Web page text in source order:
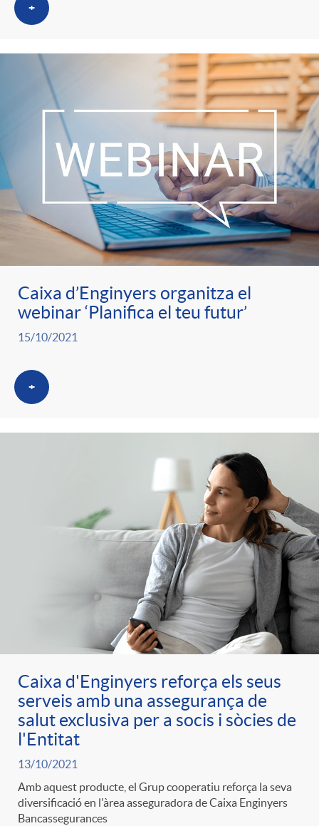
+
Caixa d’Enginyers organitza el
webinar ‘Planifica el teu futur’
15/10/2021
+
Caixa d'Enginyers reforça els seus
serveis amb una assegurança de
salut exclusiva per a socis i sòcies de
l'Entitat
13/10/2021
Amb aquest producte, el Grup cooperatiu reforça la seva
diversificació en l'àrea asseguradora de Caixa Enginyers
Bancassegurances